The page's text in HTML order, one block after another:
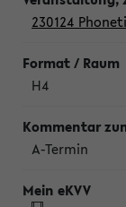
230124
H4
A-Termin